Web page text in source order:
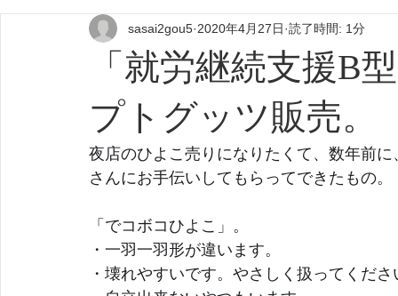
「就労継続支援B
プトグッツ販売。
sasai2gou5 2020年4月27日 読了時間: 1分
夜店のひよこ売りになりたくて、数年前
さんにお手伝いしてもらってできたもの。
「でコボコひよこ」。
・一羽一羽形が違います。
・壊れやすいです。やさしく扱ってくださ